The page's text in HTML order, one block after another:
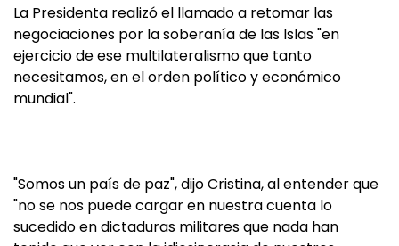
La Presidenta realizó el llamado a retomar las
negociaciones por la soberanía de las Islas "en
ejercicio de ese multilateralismo que tanto
necesitamos, en el orden político y económico
mundial".
"Somos un país de paz", dijo Cristina, al entender que
"no se nos puede cargar en nuestra cuenta lo
sucedido en dictaduras militares que nada han